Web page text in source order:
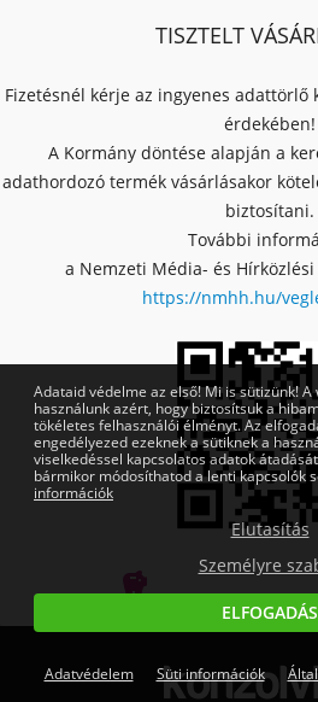
TISZTELT
Fizetésnél kérje az ingyenes adattörlő
érdekében!
A Kormány döntése alapján a
adathordozó termék vásárlásakor
biztosítani.
További
a Nemzeti Média- és
https://nmhh.hu/

OTP Online Áruhitel
Adataid védelme az első! Mi is sütizünk!
használunk azért, hogy biztosítsuk a
tökéletes felhasználói élményt. Az
engedélyezed ezeknek a sütiknek a
viselkedéssel kapcsolatos adatok
bármikor módosíthatod a lenti kapcsolók
információk
Elutasítás
Személyre
ELFOGADÁS
Adatvédelem Süti információk